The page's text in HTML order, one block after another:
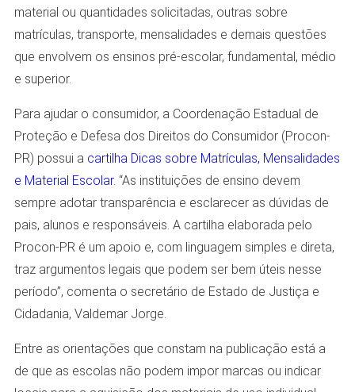
material ou quantidades solicitadas, outras sobre
matrículas, transporte, mensalidades e demais questões
que envolvem os ensinos pré-escolar, fundamental, médio
e superior.
Para ajudar o consumidor, a Coordenação Estadual de
Proteção e Defesa dos Direitos do Consumidor (Procon-
PR) possui a cartilha Dicas sobre Matrículas, Mensalidades
e Material Escolar. “As instituições de ensino devem
sempre adotar transparência e esclarecer as dúvidas de
pais, alunos e responsáveis. A cartilha elaborada pelo
Procon-PR é um apoio e, com linguagem simples e direta,
traz argumentos legais que podem ser bem úteis nesse
período”, comenta o secretário de Estado de Justiça e
Cidadania, Valdemar Jorge.
Entre as orientações que constam na publicação está a
de que as escolas não podem impor marcas ou indicar